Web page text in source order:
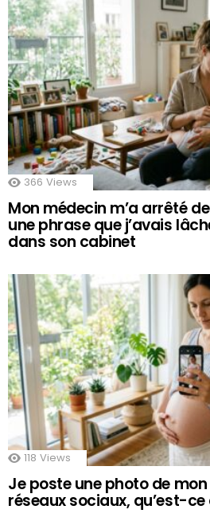
366 Views
Mon médecin m’a arrêté
une phrase que j’avais
dans son cabinet
118 Views
Je poste une photo de
réseaux sociaux, qu’est-ce